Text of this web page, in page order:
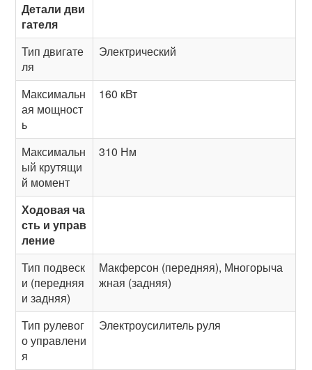
Детали дви
гателя
Тип двигате
ля
Электрический
Максимальн
ая мощност
ь
160 кВт
Максимальн
ый крутящи
й момент
310 Нм
Ходовая ча
сть и управ
ление
Тип подвеск
и (передняя
и задняя)
Макферсон (передняя), Многорыча
жная (задняя)
Тип рулевог
о управлени
я
Электроусилитель руля